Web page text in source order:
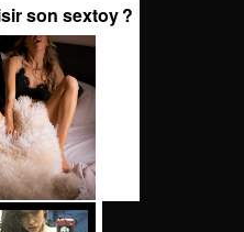
son sextoy ?